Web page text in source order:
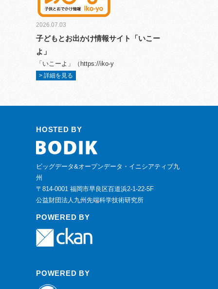
2026.07.03
子どもとお出かけ情報サイト「いこー
よ」
「いこーよ」（https://iko-y
> 詳細を見る
HOSTED BY
ビッグデータ&オープンデータ・イニシアティブ九
州
〒814-0001 福岡市早良区百道浜2-1-22-5F
公益財団法人九州先端科学技術研究所
POWERED BY
POWERED BY